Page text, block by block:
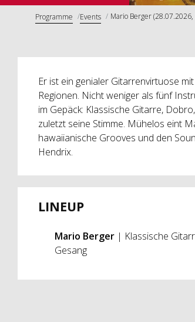
Programme Events Mario Berger
Er ist ein genialer Gitarrenvirtuose
Regionen. Nicht weniger als fünf
im Gepäck: Klassische Gitarre,
zuletzt seine Stimme. Mühelos eint
hawaiianische Grooves und den
Hendrix.
LINEUP
Mario Berger| Klassische
Gesang